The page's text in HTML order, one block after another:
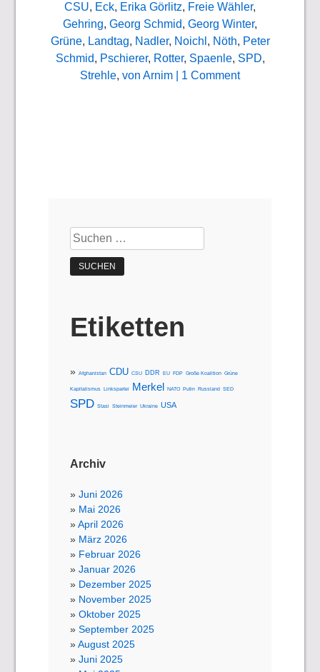
CSU, Eck, Erika Görlitz, Freie Wähler,
Gehring, Georg Schmid, Georg Winter,
Grüne, Landtag, Nadler, Noichl , Nöth, Peter
Schmid, Pschierer, Rotter, Spaenle, SPD,
Strehle, von Arnim | 1 Comment
Suchen
nach:
Etiketten
Afghanistan CDU CSU DDR EU FDP Große Koalition Grüne
Kapitalismus Linkspartei Merkel NATO Putin Russland SED
SPD Stasi Steinmeier Ukraine USA
Archiv
Juni 2026
Mai 2026
April 2026
März 2026
Februar 2026
Januar 2026
Dezember 2025
November 2025
Oktober 2025
September 2025
August 2025
Juni 2025